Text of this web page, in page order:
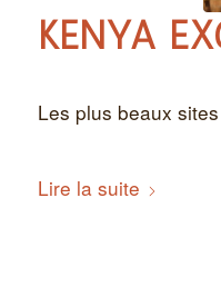
KENYA
Les plus beaux
Lire la suite